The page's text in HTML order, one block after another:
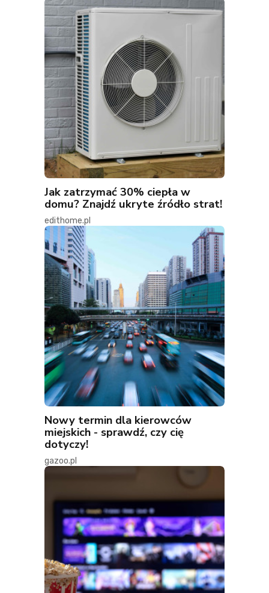
Jak zatrzymać 30% ciepła w
domu? Znajdź ukryte źródło strat!
edithome.pl
Nowy termin dla kierowców
miejskich - sprawdź, czy cię
dotyczy!
gazoo.pl